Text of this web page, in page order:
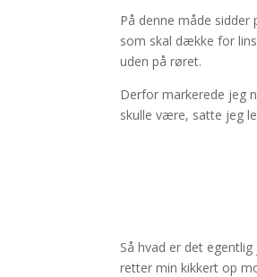
På denne måde
som skal dække for
uden på røret.
Derfor markerede jeg
skulle være, satte jeg
Så hvad er det
retter min kikkert op